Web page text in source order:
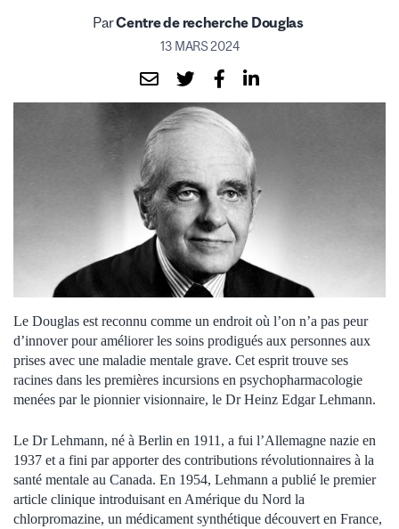
ParCentre de recherche Douglas
13 MARS 2024
Le Douglas est reconnu comme un endroit où l’on n’a pas peur
d’innover pour améliorer les soins prodigués aux personnes aux
prises avec une maladie mentale grave. Cet esprit trouve ses
racines dans les premières incursions en psychopharmacologie
menées par le pionnier visionnaire, le Dr Heinz Edgar Lehmann.
Le Dr Lehmann, né à Berlin en 1911, a fui l’Allemagne nazie en
1937 et a fini par apporter des contributions révolutionnaires à la
santé mentale au Canada. En 1954, Lehmann a publié le premier
article clinique introduisant en Amérique du Nord la
chlorpromazine, un médicament synthétique découvert en France,